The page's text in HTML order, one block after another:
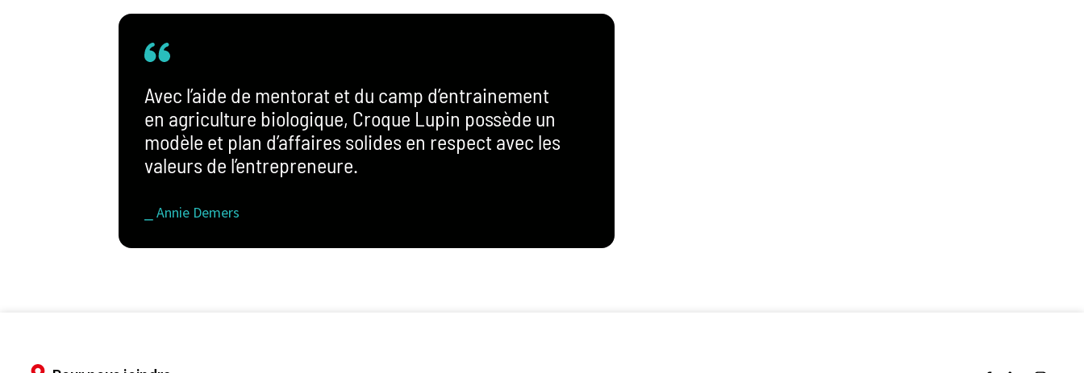
Avec l’aide de mentorat et du camp d’entrainement
en agriculture biologique, Croque Lupin possède un
modèle et plan d’affaires solides en respect avec les
valeurs de l’entrepreneure.
⎯ Annie Demers